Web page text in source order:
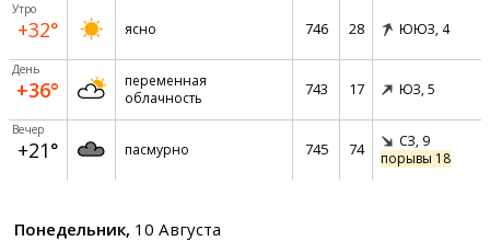
Утро
+32° ясно 746 28 ЮЮЗ, 4
День
+36°
переменная
облачность
743 17 ЮЗ, 5
Вечер
+21° пасмурно 745 74 СЗ, 9
порывы 18
Понедельник, 10 Августа